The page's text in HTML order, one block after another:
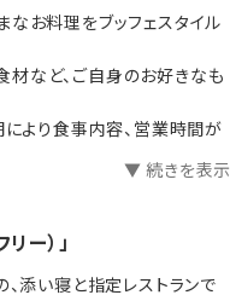
場合がございます
る場合がございます
お料理をブッフェスタイル
など、ご自身のお好きなも
より食事内容、営業時間が
▼ 続きを表示
ー）」
添い寝と指定レストランで